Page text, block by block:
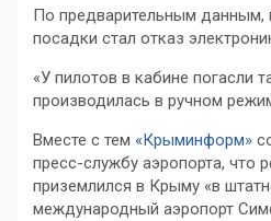
По предварительным данным,
посадки стал отказ
«У пилотов в кабине погасли
производилась в ручном
Вместе с тем «Крыминформ»
пресс-службу аэропорта, что
приземлился в Крыму «в
международный аэропорт